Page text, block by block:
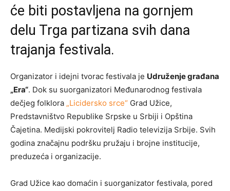
će biti postavljena na gornjem
delu Trga partizana svih dana
trajanja festivala.
Organizator i idejni tvorac festivala je Udruženje građana
„Era“. Dok su suorganizatori Međunarodnog festivala
dečjeg folklora „Licidersko srce“ Grad Užice,
Predstavništvo Republike Srpske u Srbiji i Opština
Čajetina. Medijski pokrovitelj Radio televizija Srbije. Svih
godina značajnu podršku pružaju i brojne institucije,
preduzeća i organizacije.
Grad Užice kao domaćin i suorganizator festivala, pored